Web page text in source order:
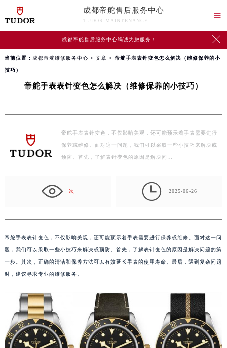
成都帝舵售后服务中心
TUDOR MAINTENANCE

成都帝舵售后服务中心竭诚为您服务！ 
当前位置： 成都帝舵维修服务中心 > 文章 > 帝舵手表表针变色怎么解决（维修保养的小
技巧）
帝舵手表表针变色怎么解决（维修保养的小技巧）
帝舵手表表针变色，不仅影响美观，还可能预示着手表需要进行
保养或维修。面对这一问题，我们可以采取一些小技巧来解决或
预防。首先，了解表针变色的原因是解决问…
次  2025-06-26
帝舵手表表针变色，不仅影响美观，还可能预示着手表需要进行保养或维修。面对这一问
题，我们可以采取一些小技巧来解决或预防。首先，了解表针变色的原因是解决问题的第
一步。其次，正确的清洁和保养方法可以有效延长手表的使用寿命。最后，遇到复杂问题
时，建议寻求专业的维修服务。